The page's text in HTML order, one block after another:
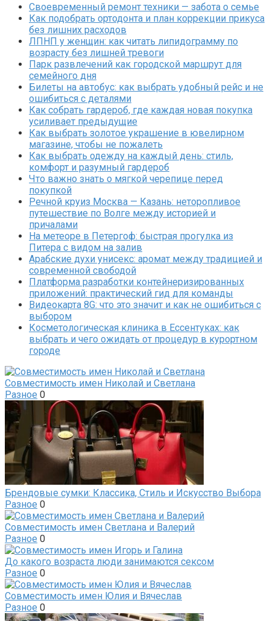
Своевременный ремонт техники — забота о семье
Как подобрать ортодонта и план коррекции прикуса
без лишних расходов
ЛПНП у женщин: как читать липидограмму по
возрасту без лишней тревоги
Парк развлечений как городской маршрут для
семейного дня
Билеты на автобус: как выбрать удобный рейс и не
ошибиться с деталями
Как собрать гардероб, где каждая новая покупка
усиливает предыдущие
Как выбрать золотое украшение в ювелирном
магазине, чтобы не пожалеть
Как выбрать одежду на каждый день: стиль,
комфорт и разумный гардероб
Что важно знать о мягкой черепице перед
покупкой
Речной круиз Москва — Казань: неторопливое
путешествие по Волге между историей и
причалами
На метеоре в Петергоф: быстрая прогулка из
Питера с видом на залив
Арабские духи унисекс: аромат между традицией и
современной свободой
Платформа разработки контейнеризированных
приложений: практический гид для команды
Видеокарта 8G: что это значит и как не ошибиться с
выбором
Косметологическая клиника в Ессентуках: как
выбрать и чего ожидать от процедур в курортном
городе
Совместимость имен Николай и Светлана
Разное 0
Брендовые сумки: Классика, Стиль и Искусство Выбора
Разное 0
Совместимость имен Светлана и Валерий
Разное 0
До какого возраста люди занимаются сексом
Разное 0
Совместимость имен Юлия и Вячеслав
Разное 0